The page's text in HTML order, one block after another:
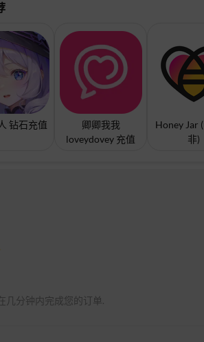
钻石充值
卿卿我我
loveydovey 充值
Honey Jar
非)
几分钟内完成您的订单.